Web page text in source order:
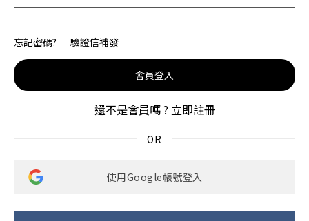
忘記密碼? 驗證信補發
會員登入
還不是會員嗎 ? 立即註冊
使用Google帳號登入